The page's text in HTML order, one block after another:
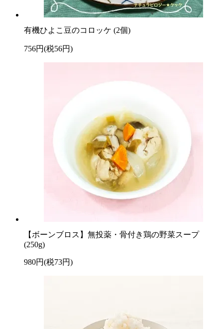
有機ひよこ豆のコロッケ (2個)
756円(税56円)
【ボーンブロス】無投薬・骨付き鶏の野菜スープ
(250g)
980円(税73円)